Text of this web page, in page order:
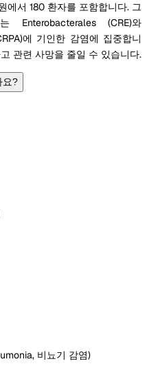
에서 180 환자를 포함합니다. 그
Enterobacterales (CRE)와
에 기인한 감염에 집중합니
관련 사망을 줄일 수 있습니다.
요?
비뇨기 감염)